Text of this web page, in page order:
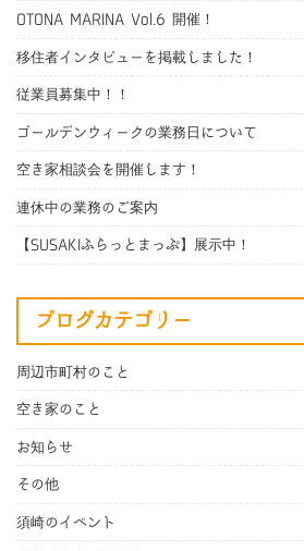
OTONA MARINA Vol.6 開催！
移住者インタビューを掲載しました！
従業員募集中！！
ゴールデンウィークの業務日について
空き家相談会を開催します！
連休中の業務のご案内
【SUSAKIふらっとまっぷ】展示中！
ブログカテゴリー
周辺市町村のこと
空き家のこと
お知らせ
その他
須崎のイベント